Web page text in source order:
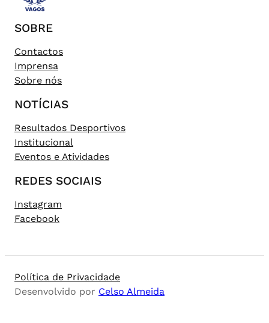
SOBRE
Contactos
Imprensa
Sobre nós
NOTÍCIAS
Resultados Desportivos
Institucional
Eventos e Atividades
REDES SOCIAIS
Instagram
Facebook
Política de Privacidade
Desenvolvido por Celso Almeida